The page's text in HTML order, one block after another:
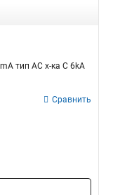
тип AC х-ка С 6kA
Сравнить